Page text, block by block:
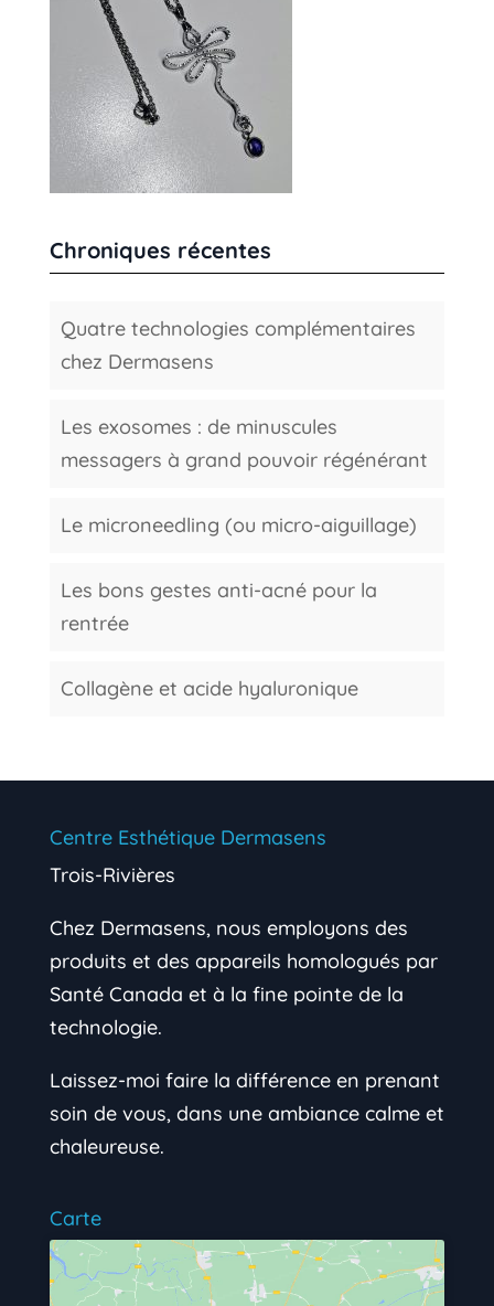
Chroniques récentes
Quatre technologies complémentaires
chez Dermasens
Les exosomes : de minuscules
messagers à grand pouvoir régénérant
Le microneedling (ou micro-aiguillage)
Les bons gestes anti-acné pour la
rentrée
Collagène et acide hyaluronique
Centre Esthétique Dermasens
Trois-Rivières
Chez Dermasens, nous employons des
produits et des appareils homologués par
Santé Canada et à la fine pointe de la
technologie.
Laissez-moi faire la différence en prenant
soin de vous, dans une ambiance calme et
chaleureuse.
Carte